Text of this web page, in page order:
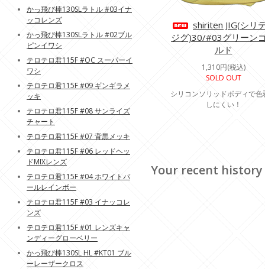
shiriten JIG(シリ
ジグ)30/#03グリーン
ルド
1,310円(税込)
SOLD OUT
シリコンソリッドボディで色
しにくい！
Your recent history
かっ飛び棒130SLラトル #03イナ
ッコレンズ
かっ飛び棒130SLラトル #02ブル
ピンイワシ
テロテロ君115F #OC スーパーイ
ワシ
テロテロ君115F #09 ギンギラメ
ッキ
テロテロ君115F #08 サンライズ
チャート
テロテロ君115F #07 背黒メッキ
テロテロ君115F #06 レッドヘッ
ドMIXレンズ
テロテロ君115F #04 ホワイトパ
ールレインボー
テロテロ君115F #03 イナッコレ
ンズ
テロテロ君115F #01 レンズキャ
ンディーグローベリー
かっ飛び棒130SL HL #KT01 ブル
ーレーザークロス